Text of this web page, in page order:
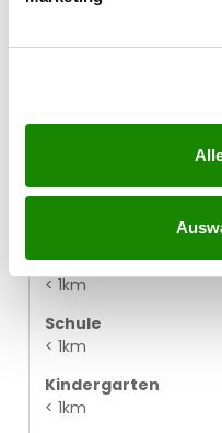
Erfahren Sie mehr
Bäckerei
Einkaufszentrum
< 1km
Schule
< 1km
Kindergarten
< 1km